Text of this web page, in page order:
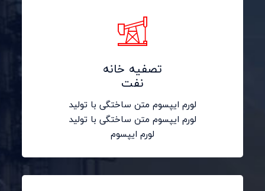
تصفیه خانه
نفت
لورم ایپسوم متن ساختگی با تولید
لورم ایپسوم متن ساختگی با تولید
لورم ایپسوم